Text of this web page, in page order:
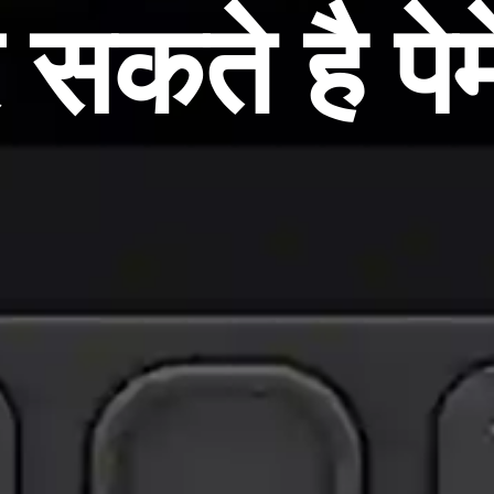
सकते है